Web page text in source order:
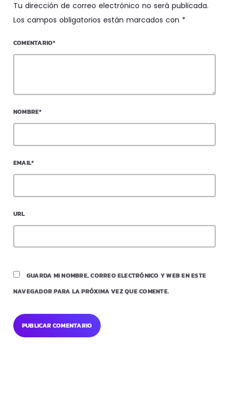
Tu dirección de correo electrónico no será publicada.
Los campos obligatorios están marcados con *
COMENTARIO*
NOMBRE*
EMAIL*
URL
GUARDA MI NOMBRE, CORREO ELECTRÓNICO Y WEB EN ESTE
NAVEGADOR PARA LA PRÓXIMA VEZ QUE COMENTE.